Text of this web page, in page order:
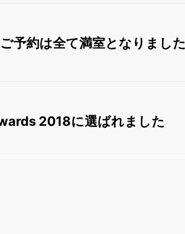
予約は全て満室となりました
2018に選ばれました